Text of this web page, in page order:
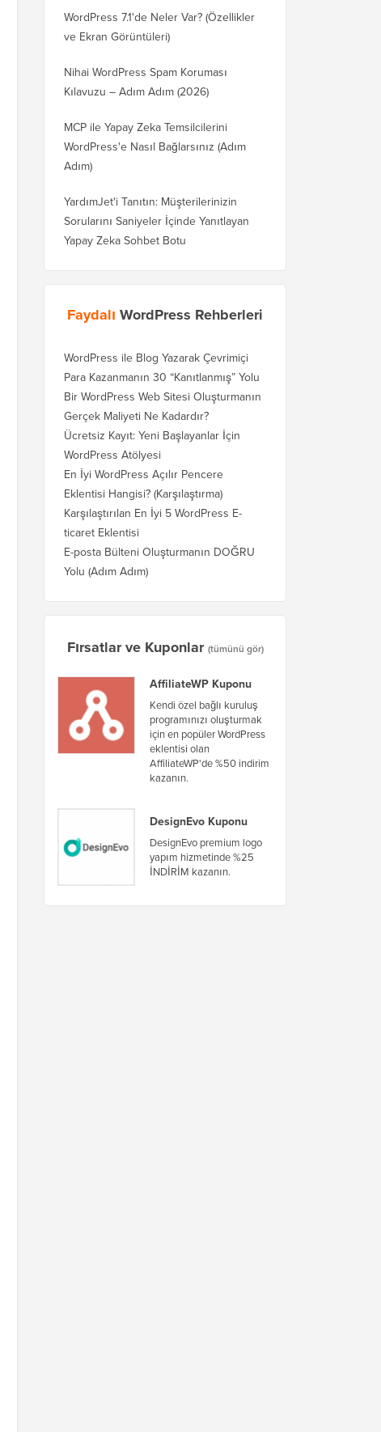
WordPress 7.1'de Neler Var? (Özellikler
ve Ekran Görüntüleri)
Nihai WordPress Spam Koruması
Kılavuzu – Adım Adım (2026)
MCP ile Yapay Zeka Temsilcilerini
WordPress'e Nasıl Bağlarsınız (Adım
Adım)
YardımJet'i Tanıtın: Müşterilerinizin
Sorularını Saniyeler İçinde Yanıtlayan
Yapay Zeka Sohbet Botu
Faydalı WordPress Rehberleri
WordPress ile Blog Yazarak Çevrimiçi
Para Kazanmanın 30 “Kanıtlanmış” Yolu
Bir WordPress Web Sitesi Oluşturmanın
Gerçek Maliyeti Ne Kadardır?
Ücretsiz Kayıt: Yeni Başlayanlar İçin
WordPress Atölyesi
En İyi WordPress Açılır Pencere
Eklentisi Hangisi? (Karşılaştırma)
Karşılaştırılan En İyi 5 WordPress E-
ticaret Eklentisi
E-posta Bülteni Oluşturmanın DOĞRU
Yolu (Adım Adım)
Fırsatlar ve Kuponlar (tümünü gör)
AffiliateWP Kuponu
Kendi özel bağlı kuruluş
programınızı oluşturmak
için en popüler WordPress
eklentisi olan
AffiliateWP'de %50 indirim
kazanın.
DesignEvo Kuponu
DesignEvo premium logo
yapım hizmetinde %25
İNDİRİM kazanın.